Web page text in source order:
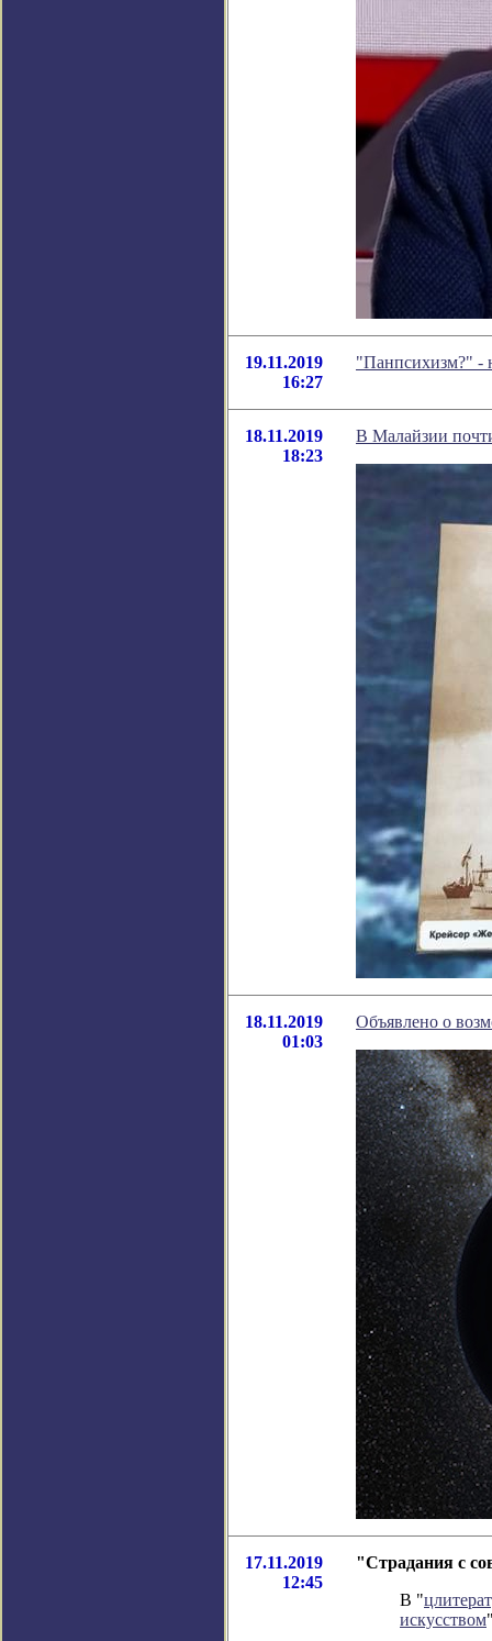
19.11.2019
16:27
"Панпсихизм?" -
18.11.2019
18:23
В Малайзии
18.11.2019
01:03
Объявлено о
17.11.2019
12:45
"Страдания с
В "
искусством